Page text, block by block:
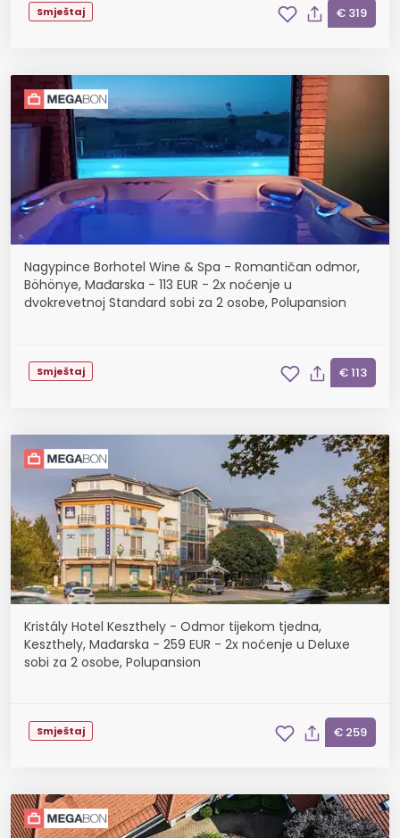
Smještaj € 319
Nagypince Borhotel Wine & Spa - Romantičan odmor,
Böhönye, Mađarska - 113 EUR - 2x noćenje u
dvokrevetnoj Standard sobi za 2 osobe, Polupansion
Smještaj € 113
Kristály Hotel Keszthely - Odmor tijekom tjedna,
Keszthely, Mađarska - 259 EUR - 2x noćenje u Deluxe
sobi za 2 osobe, Polupansion
Smještaj € 259